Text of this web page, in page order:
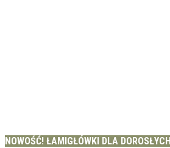
NOWOŚĆ! ŁAMIGŁÓWKI DLA DOROSŁYCH